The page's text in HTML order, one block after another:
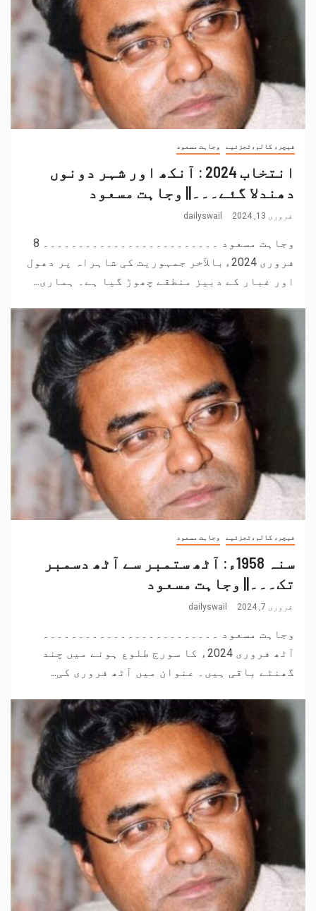
فیچر، کالم،تجزئیے وجاہت مسعود
انتخاب 2024 : آنکھ اور شہر دونوں
دھندلا گئے۔۔۔|| وجاہت مسعود
فروری 13, 2024 dailyswail
وجاہت مسعود ۔۔۔۔۔۔۔۔۔۔۔۔۔۔۔۔۔۔۔۔۔۔۔۔۔ 8
فروری 2024ءبالآخر جمہوریت کی شاہراہ پر دھول
اور غبار کے دبیز منطقے چھوڑ گیا ہے۔ ہماری...
فیچر، کالم،تجزئیے وجاہت مسعود
سنہ 1958ء: آٹھ ستمبر سے آٹھ دسمبر
تک۔۔۔|| وجاہت مسعود
فروری 7, 2024 dailyswail
وجاہت مسعود ۔۔۔۔۔۔۔۔۔۔۔۔۔۔۔۔۔۔۔۔۔۔۔۔۔
آٹھ فروری 2024ء کا سورج طلوع ہونے میں چند
گھنٹے باقی ہیں۔ عنوان میں آٹھ فروری کی...